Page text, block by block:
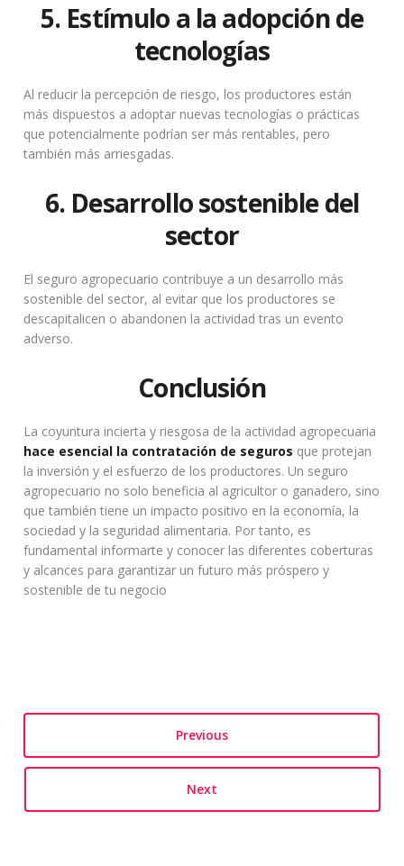
5. Estímulo a la adopción de
tecnologías
Al reducir la percepción de riesgo, los productores están
más dispuestos a adoptar nuevas tecnologías o prácticas
que potencialmente podrían ser más rentables, pero
también más arriesgadas.
6. Desarrollo sostenible del
sector
El seguro agropecuario contribuye a un desarrollo más
sostenible del sector, al evitar que los productores se
descapitalicen o abandonen la actividad tras un evento
adverso.
Conclusión
La coyuntura incierta y riesgosa de la actividad agropecuaria
hace esencial la contratación de seguros que protejan
la inversión y el esfuerzo de los productores. Un seguro
agropecuario no solo beneficia al agricultor o ganadero, sino
que también tiene un impacto positivo en la economía, la
sociedad y la seguridad alimentaria. Por tanto, es
fundamental informarte y conocer las diferentes coberturas
y alcances para garantizar un futuro más próspero y
sostenible de tu negocio
Previous
Next